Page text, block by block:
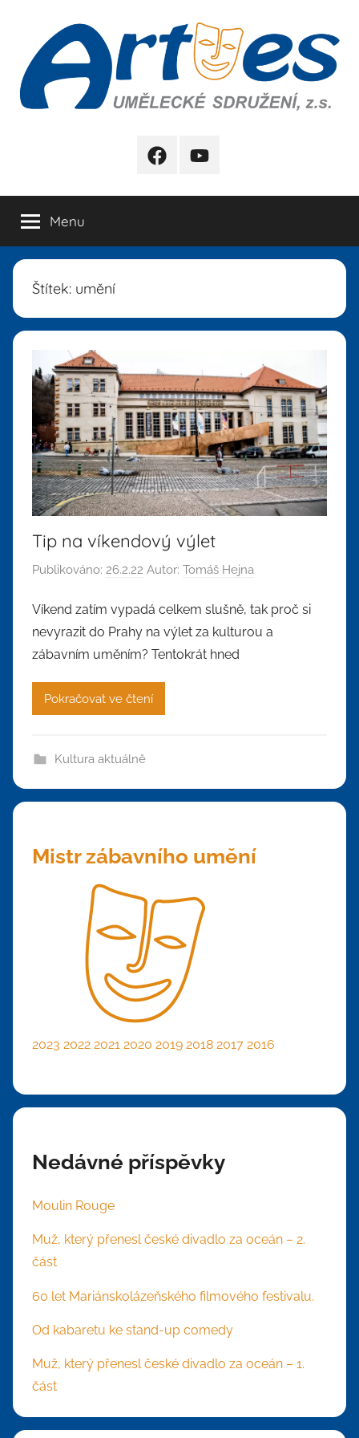
obsahu
FB YB
Menu
Štítek: umění
Tip na víkendový výlet
Publikováno: 26.2.22 Autor: Tomáš Hejna
Víkend zatím vypadá celkem slušně, tak proč si
nevyrazit do Prahy na výlet za kulturou a
zábavním uměním? Tentokrát hned
Pokračovat ve čtení
Kultura aktuálně
Mistr zábavního umění
2023 2022 2021 2020 2019 2018 2017 2016
Nedávné příspěvky
Moulin Rouge
Muž, který přenesl české divadlo za oceán – 2.
část
60 let Mariánskolázeňského filmového festivalu.
Od kabaretu ke stand-up comedy
Muž, který přenesl české divadlo za oceán – 1.
část